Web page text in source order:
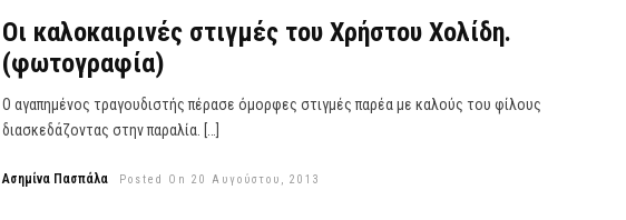
Οι καλοκαιρινές στιγμές του Χρήστου Χολίδη.
(φωτογραφία)
Ο αγαπημένος τραγουδιστής πέρασε όμορφες στιγμές παρέα με καλούς του φίλους
διασκεδάζοντας στην παραλία. […]
Ασημίνα Πασπάλα Posted On 20 Αυγούστου, 2013